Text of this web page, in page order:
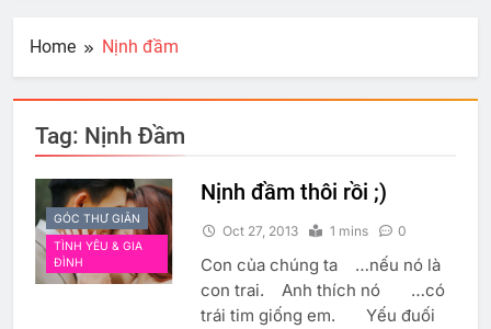
Home Nịnh đầm
Tag: Nịnh Đầm
GÓC THƯ GIÃN
TÌNH YÊU & GIA
ĐÌNH
Nịnh đầm thôi rồi ;)
Oct 27, 2013 1 mins 0
Con của chúng ta …nếu nó là
con trai. Anh thích nó …có
trái tim giống em. Yếu đuối